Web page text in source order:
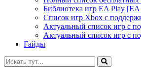
Библиотека игр EA Play [EA
Список игр Xbox c
Актуальный список игр с
Актуальный список игр с
Гайды
Искать: